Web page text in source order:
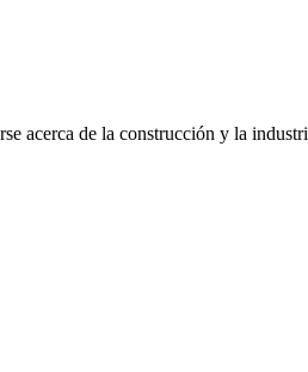
acerca de la construcción y la